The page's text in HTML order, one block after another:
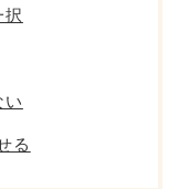
る